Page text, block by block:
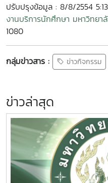
ปรับปรุงข้อมูล : 8/8/2554
งานบริการนักศึกษา มหาวิทยา
1080
กลุ่มข่าวสาร : ข่าวกิจกรรม
ข่าวล่าสุด